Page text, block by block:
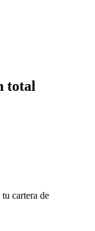
total
cartera de